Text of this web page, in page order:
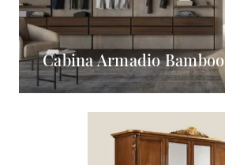
Cabina Armadio Bamboo